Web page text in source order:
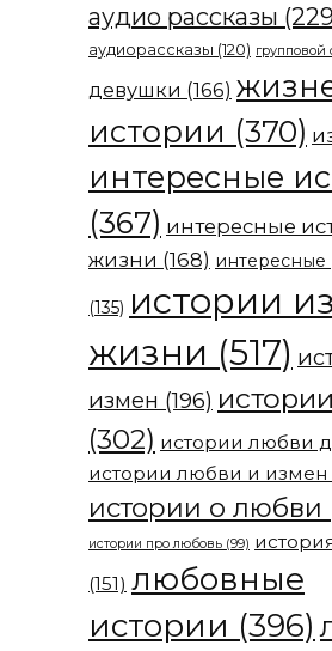
аудио рассказы
аудиорассказы (120) групповой
девушки (166)
истории (370)
интересные
(367) интересные
жизни (168) интересные
(135) истории из
жизни (517)
измен (196)
(302) истории любви
истории любви и измен
истории о любви
истории про любовь (99)
(151) любовные
истории (396)